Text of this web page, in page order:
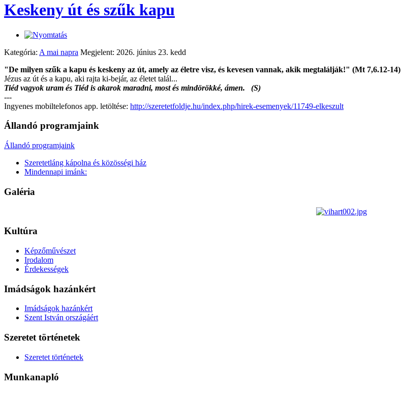
Keskeny út és szűk kapu
Kategória: A mai napra Megjelent: 2026. június 23. kedd
"De milyen szűk a kapu és keskeny az út, amely az életre visz, és kevesen vannak, akik megtalálják!" (Mt 7,6.12-14)
Jézus az út és a kapu, aki rajta ki-bejár, az életet talál...
Tiéd vagyok uram és Tiéd is akarok maradni, most és mindörökké, ámen. (S)
---
Ingyenes mobiltelefonos app. letöltése: http://szeretetfoldje.hu/index.php/hirek-esemenyek/11749-elkeszult
Állandó programjaink
Állandó programjaink
Szeretetláng kápolna és közösségi ház
Mindennapi imánk:
Galéria
Kultúra
Képzőművészet
Irodalom
Érdekességek
Imádságok hazánkért
Imádságok hazánkért
Szent István országáért
Szeretet történetek
Szeretet történetek
Munkanapló